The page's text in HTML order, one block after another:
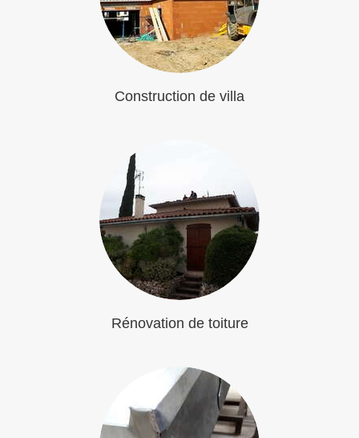
Construction de villa
Rénovation de toiture